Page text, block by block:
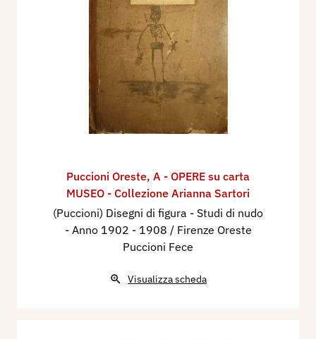
Puccioni Oreste, A - OPERE su carta
MUSEO - Collezione Arianna Sartori
(Puccioni) Disegni di figura - Studi di nudo
- Anno 1902 - 1908 / Firenze Oreste
Puccioni Fece
Visualizza scheda